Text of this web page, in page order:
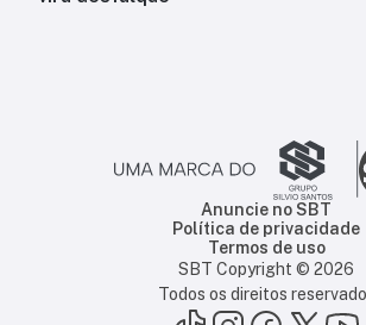
Anuncie no SBT
Política de privacidade
Termos de uso
SBT Copyright © 2026
Todos os direitos